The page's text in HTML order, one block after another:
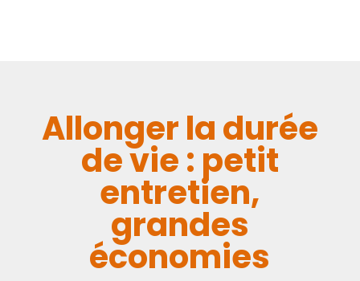
Allonger la durée
de vie : petit
entretien,
grandes
économies